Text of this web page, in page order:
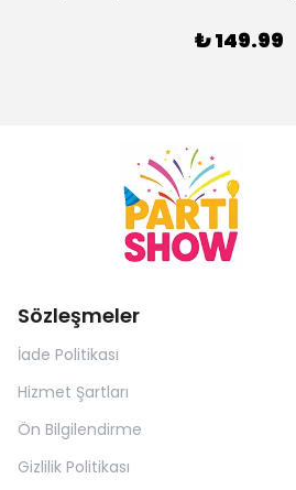
₺ 149.99
Sözleşmeler
İade Politikası
Hizmet Şartları
Ön Bilgilendirme
Gizlilik Politikası